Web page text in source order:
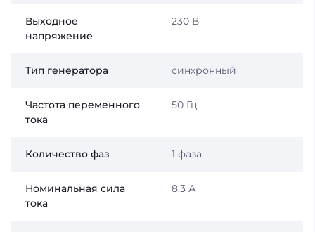
Выходное
напряжение
230 В
Тип генератора синхронный
Частота переменного
тока
50 Гц
Количество фаз 1 фаза
Номинальная сила
тока
8,3 А